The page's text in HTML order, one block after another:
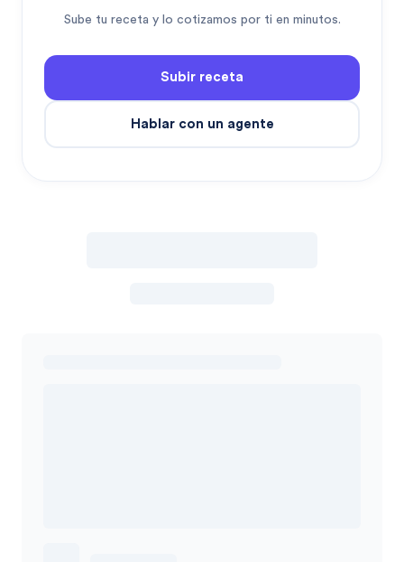
Sube tu receta y lo cotizamos por ti en minutos.
Subir receta
Hablar con un agente